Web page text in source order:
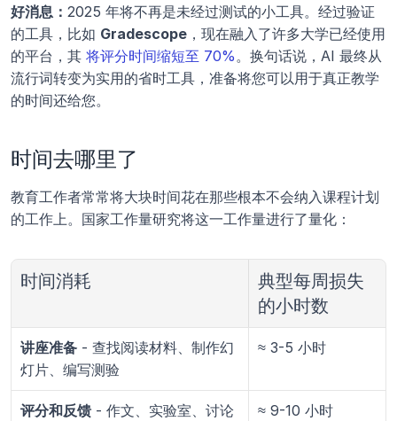
好消息： 2025 年将不再是未经过测试的小工具。经过验证
的工具，比如 Gradescope ，现在融入了许多大学已经使用
的平台，其 将评分时间缩短至 70%。换句话说，AI 最终从
流行词转变为实用的省时工具，准备将您可以用于真正教学
的时间还给您。
时间去哪里了
教育工作者常常将大块时间花在那些根本不会纳入课程计划
的工作上。国家工作量研究将这一工作量进行了量化：
时间消耗
典型每周损失
的小时数
讲座准备 - 查找阅读材料、制作幻
灯片、编写测验
≈ 3-5 小时
评分和反馈 - 作文、实验室、讨论
≈ 9-10 小时